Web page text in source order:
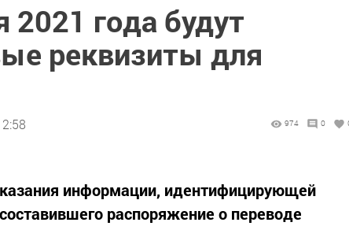
года будут
реквизиты для
974 0
информации, идентифицирующей
распоряжение о переводе